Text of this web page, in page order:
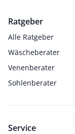
Ratgeber
Alle Ratgeber
Wäscheberater
Venenberater
Sohlenberater
Service